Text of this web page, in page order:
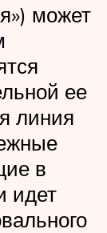
может
ее
линия
в
идет